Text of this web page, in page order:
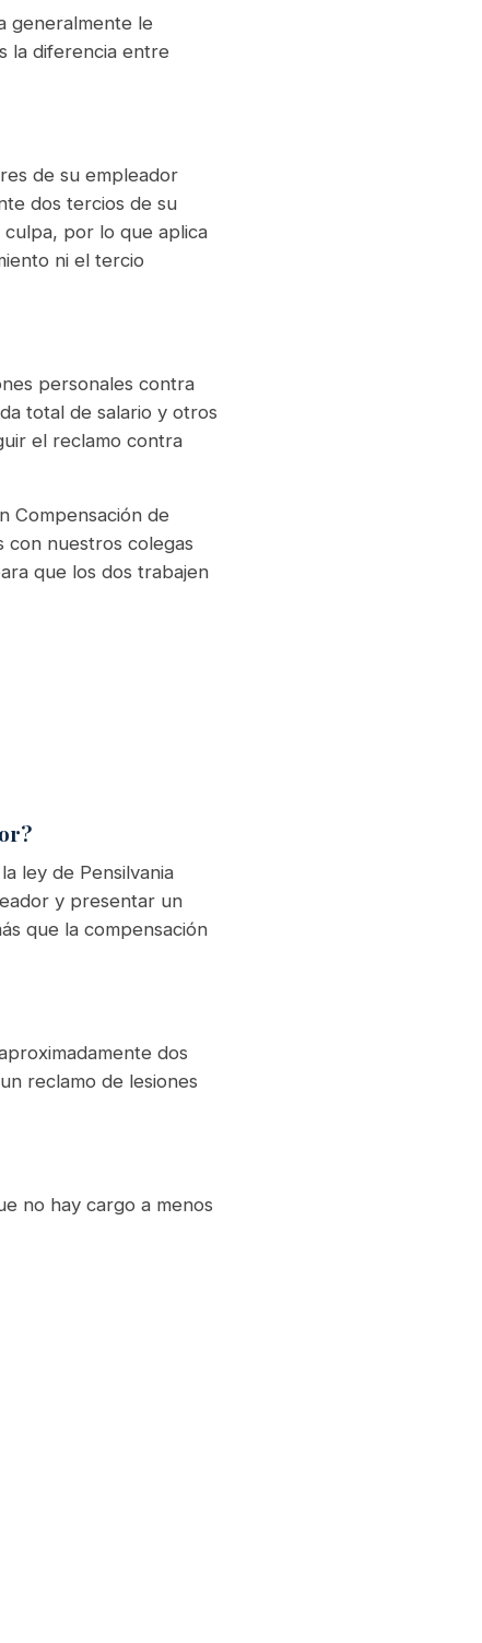
generalmente le
la diferencia entre
de su empleador
dos tercios de su
por lo que aplica
ni el tercio
personales contra
total de salario y otros
el reclamo contra
Compensación de
con nuestros colegas
que los dos trabajen
ley de Pensilvania
y presentar un
que la compensación
dos
reclamo de lesiones
no hay cargo a menos